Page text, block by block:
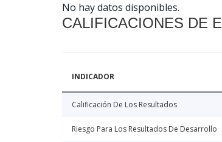
No hay datos disponibles.
CALIFICACIONES DE
INDICADOR
Calificación De Los Resultados
Riesgo Para Los Resultados De Desarrollo